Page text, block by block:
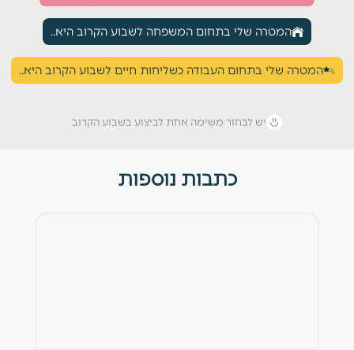
המטרה שלי בתחום המשפחה לשבוע הקרוב היא..
המטרה שלי בתחום העבודה כשליחות חיים לשבוע הקרוב היא..
יש לבחור משימה אחת לביצוע בשבוע הקרוב
כתבות נוספות